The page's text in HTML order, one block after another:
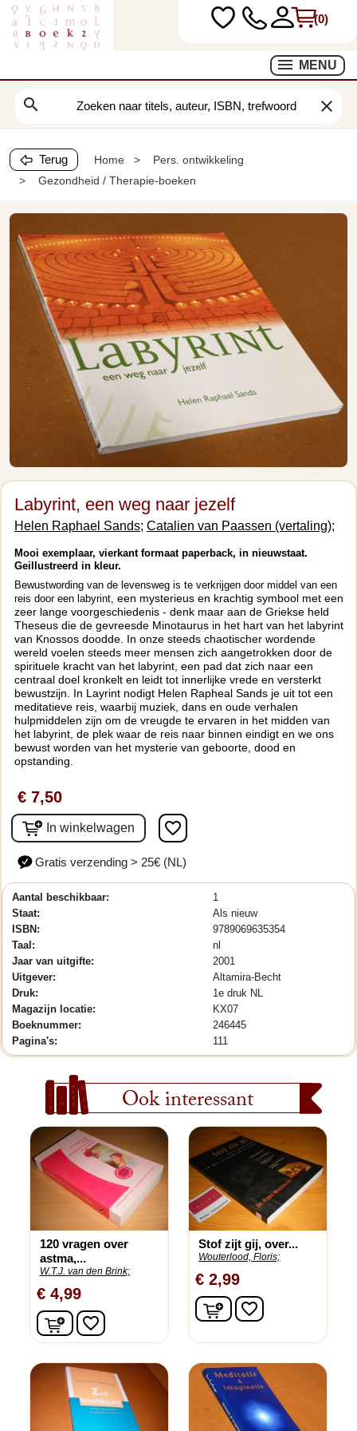
(0)
MENU
search clear
Terug Home
Pers. ontwikkeling
Gezondheid / Therapie-boeken
Labyrint, een weg naar jezelf
Helen Raphael Sands; Catalien van Paassen (vertaling);
Mooi exemplaar, vierkant formaat paperback, in nieuwstaat.
Geillustreerd in kleur.
Bewustwording van de levensweg is te verkrijgen door middel van een
reis door een labyrint, een mysterieus en krachtig symbool met een
zeer lange voorgeschiedenis - denk maar aan de Griekse held
Theseus die de gevreesde Minotaurus in het hart van het labyrint
van Knossos doodde. In onze steeds chaotischer wordende
wereld voelen steeds meer mensen zich aangetrokken door de
spirituele kracht van het labyrint, een pad dat zich naar een
centraal doel kronkelt en leidt tot innerlijke vrede en versterkt
bewustzijn. In Layrint nodigt Helen Rapheal Sands je uit tot een
meditatieve reis, waarbij muziek, dans en oude verhalen
hulpmiddelen zijn om de vreugde te ervaren in het midden van
het labyrint, de plek waar de reis naar binnen eindigt en we ons
bewust worden van het mysterie van geboorte, dood en
opstanding.
€ 7,50
In winkelwagen favorite_border
Gratis verzending > 25€ (NL)
Aantal beschikbaar:
1
Staat:
Als nieuw
ISBN:
9789069635354
Taal:
nl
Jaar van uitgifte:
2001
Uitgever:
Altamira-Becht
Druk:
1e druk NL
Magazijn locatie:
KX07
Boeknummer:
246445
Pagina's:
111
Ook interessant
120 vragen over
astma,...
W.T.J. van den Brink;
€ 4,99
In winkelwagen
favorite_border
Stof zijt gij, over...
Wouterlood, Floris;
€ 2,99
In winkelwagen
favorite_border